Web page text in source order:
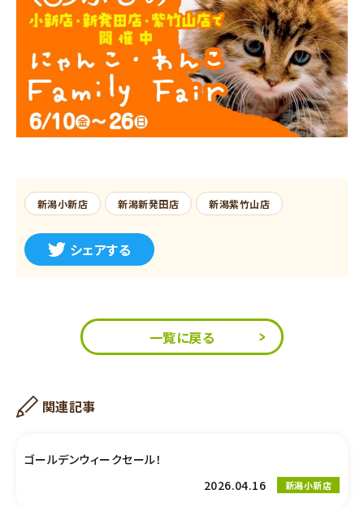
新潟小新店 新潟新発田店 新潟紫竹山店
シェアする
一覧に戻る
関連記事
ゴールデンウィークセール！
2026.04.16
新潟小新店